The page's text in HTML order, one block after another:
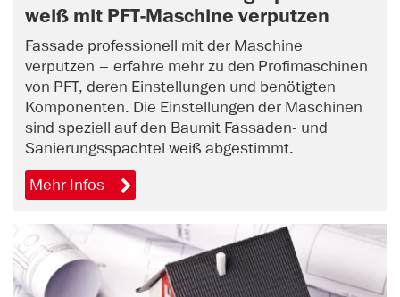
weiß mit PFT-Maschine verputzen
Fassade professionell mit der Maschine
verputzen – erfahre mehr zu den Profimaschinen
von PFT, deren Einstellungen und benötigten
Komponenten. Die Einstellungen der Maschinen
sind speziell auf den Baumit Fassaden- und
Sanierungsspachtel weiß abgestimmt.
Mehr Infos